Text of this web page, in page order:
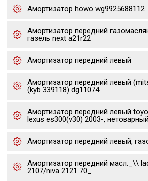
Амортизатор howo wg9925688112
Амортизатор передний
газель next a21r22
Амортизатор передний левый
Амортизатор передний левый
(kyb 339118) dg11074
Амортизатор передний левый
lexus es300(v30) 2003-,
Амортизатор передний левый,
Амортизатор передний масл._\\
2107/niva 2121 70_